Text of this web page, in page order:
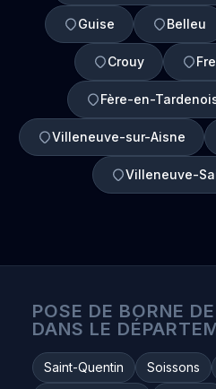
Guise Belleu
Crouy
Fère-en-
Villeneuve-sur-Aisne
Villeneuve-
POSE DE BORNE
DANS LE
Saint-Quentin Soissons